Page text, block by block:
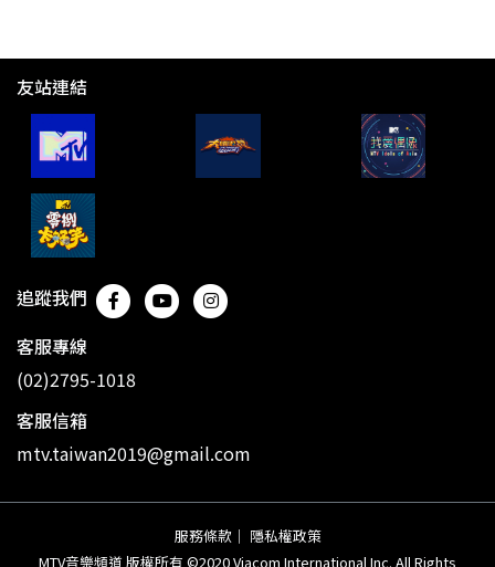
友站連結
追蹤我們
客服專線
(02)2795-1018
客服信箱
mtv.taiwan2019@gmail.com
服務條款 ｜ 隱私權政策
MTV音樂頻道 版權所有 ©2020 Viacom International Inc. All Rights